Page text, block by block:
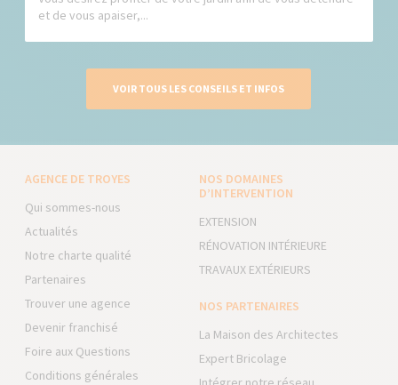
et de vous apaiser,...
VOIR TOUS LES CONSEILS ET INFOS
AGENCE DE TROYES
Qui sommes-nous
Actualités
Notre charte qualité
Partenaires
Trouver une agence
Devenir franchisé
Foire aux Questions
Conditions générales
NOS DOMAINES
D’INTERVENTION
EXTENSION
RÉNOVATION INTÉRIEURE
TRAVAUX EXTÉRIEURS
NOS PARTENAIRES
La Maison des Architectes
Expert Bricolage